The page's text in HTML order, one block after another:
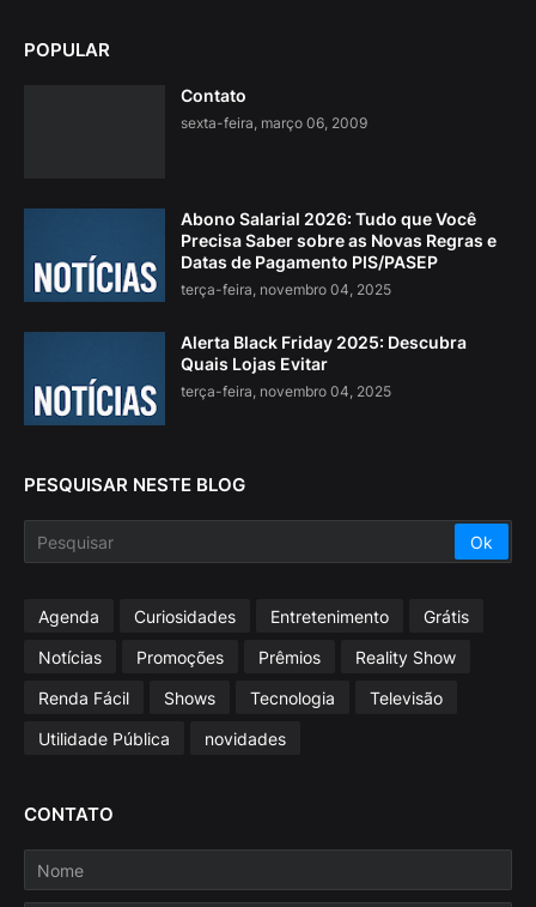
POPULAR
Contato
sexta-feira, março 06, 2009
Abono Salarial 2026: Tudo que Você
Precisa Saber sobre as Novas Regras e
Datas de Pagamento PIS/PASEP
terça-feira, novembro 04, 2025
Alerta Black Friday 2025: Descubra
Quais Lojas Evitar
terça-feira, novembro 04, 2025
PESQUISAR NESTE BLOG
Agenda Curiosidades Entretenimento
Grátis
Notícias
Promoções Prêmios
Reality Show
Renda Fácil
Shows Tecnologia
Televisão
Utilidade Pública
novidades
CONTATO